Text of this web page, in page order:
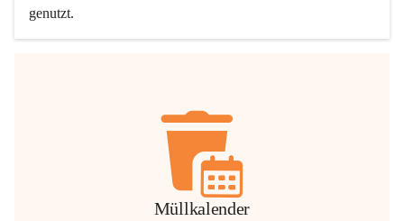
genutzt.
Müllkalender